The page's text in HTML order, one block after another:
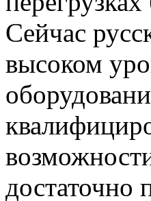
Сейчас
высоком
достаточно